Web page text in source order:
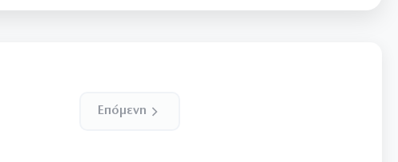
Επόμενη